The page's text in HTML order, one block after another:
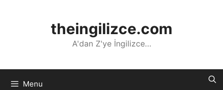
theingilizce.com
A'dan Z'ye İngilizce…
Menu